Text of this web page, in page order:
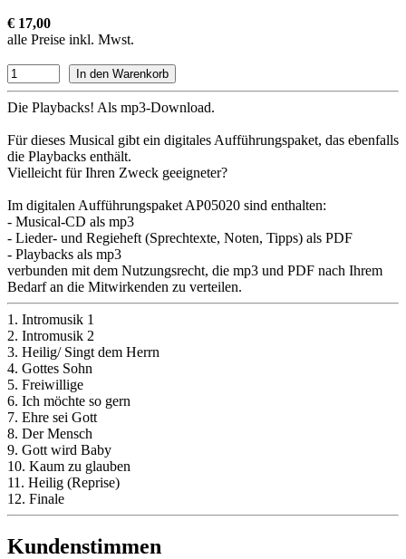
€ 17,00
alle Preise inkl. Mwst.
Die Playbacks! Als mp3-Download.
Für dieses Musical gibt ein digitales Aufführungspaket, das ebenfalls
die Playbacks enthält.
Vielleicht für Ihren Zweck geeigneter?
Im digitalen Aufführungspaket AP05020 sind enthalten:
- Musical-CD als mp3
- Lieder- und Regieheft (Sprechtexte, Noten, Tipps) als PDF
- Playbacks als mp3
verbunden mit dem Nutzungsrecht, die mp3 und PDF nach Ihrem
Bedarf an die Mitwirkenden zu verteilen.
1. Intromusik 1
2. Intromusik 2
3. Heilig/ Singt dem Herrn
4. Gottes Sohn
5. Freiwillige
6. Ich möchte so gern
7. Ehre sei Gott
8. Der Mensch
9. Gott wird Baby
10. Kaum zu glauben
11. Heilig (Reprise)
12. Finale
Kundenstimmen